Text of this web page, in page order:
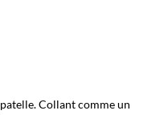
Collant comme un